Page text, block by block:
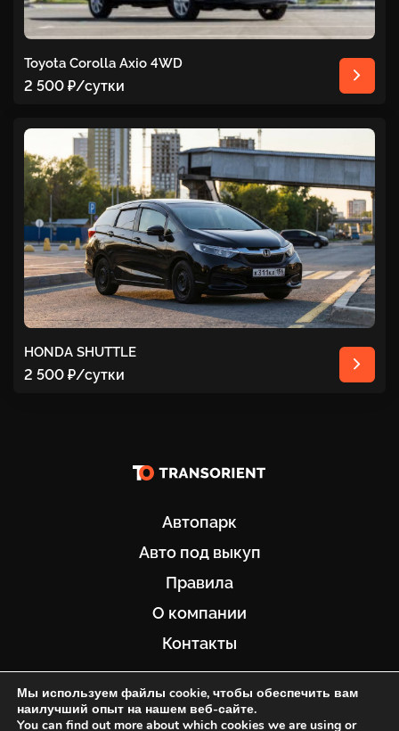
Toyota Corolla Axio 4WD
2 500 ₽/сутки
HONDA SHUTTLE
2 500 ₽/сутки
Автопарк
Авто под выкуп
Правила
О компании
Контакты
+7 929 411-14-44
Мы используем файлы cookie, чтобы обеспечить вам
наилучший опыт на нашем веб-сайте.
You can find out more about which cookies we are using or